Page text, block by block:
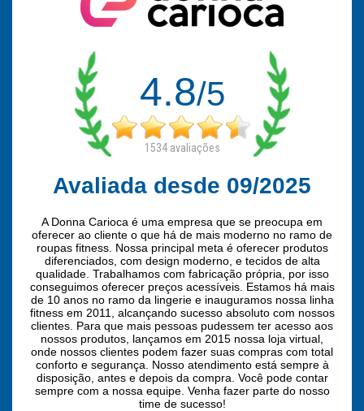
4.8/5
1534avaliações
Avaliada desde 09/2025
A Donna Carioca é uma empresa que se preocupa em
oferecer ao cliente o que há de mais moderno no ramo de
roupas fitness. Nossa principal meta é oferecer produtos
diferenciados, com design moderno, e tecidos de alta
qualidade. Trabalhamos com fabricação própria, por isso
conseguimos oferecer preços acessíveis. Estamos há mais
de 10 anos no ramo da lingerie e inauguramos nossa linha
fitness em 2011, alcançando sucesso absoluto com nossos
clientes. Para que mais pessoas pudessem ter acesso aos
nossos produtos, lançamos em 2015 nossa loja virtual,
onde nossos clientes podem fazer suas compras com total
conforto e segurança. Nosso atendimento está sempre à
disposição, antes e depois da compra. Você pode contar
sempre com a nossa equipe. Venha fazer parte do nosso
time de sucesso!